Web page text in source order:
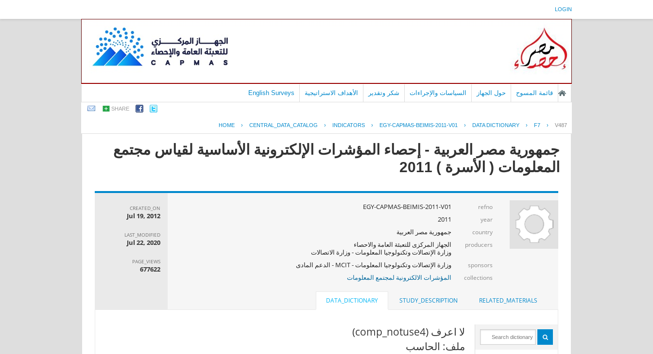
LOGIN
قائمة المسوح حول الجهاز السياسات والإجراءات شكر وتقدير الأهداف الاستراتيجية English Surveys
SHARE
HOME › CENTRAL_DATA_CATALOG › INDICATORS › EGY-CAPMAS-BEIMIS-2011-V01 › DATA DICTIONARY › F7 › V487
جمهورية مصر العربية - إحصاء المؤشرات الإلكترونية الأساسية لقياس مجتمع
المعلومات ( الأسرة ) 2011
refno
EGY-CAPMAS-BEIMIS-2011-V01
year
2011
country جمهورية مصر العربية
producers
الجهاز المركزى للتعبئة العامة والاحصاء
وزارة الإتصالات وتكنولوجيا المعلومات - وزارة الاتصالات
sponsors وزارة الإتصالات وتكنولوجيا المعلومات - MCIT - الدعم المادى
collections المؤشرات الالكترونية لمجتمع المعلومات
CREATED_ON
Jul 19, 2012
LAST_MODIFIED
Jul 22, 2020
PAGE_VIEWS
677622
RELATED_MATERIALS
STUDY_DESCRIPTION
DATA_DICTIONARY
لا اعرف (comp_notuse4)
ملف: الحاسب